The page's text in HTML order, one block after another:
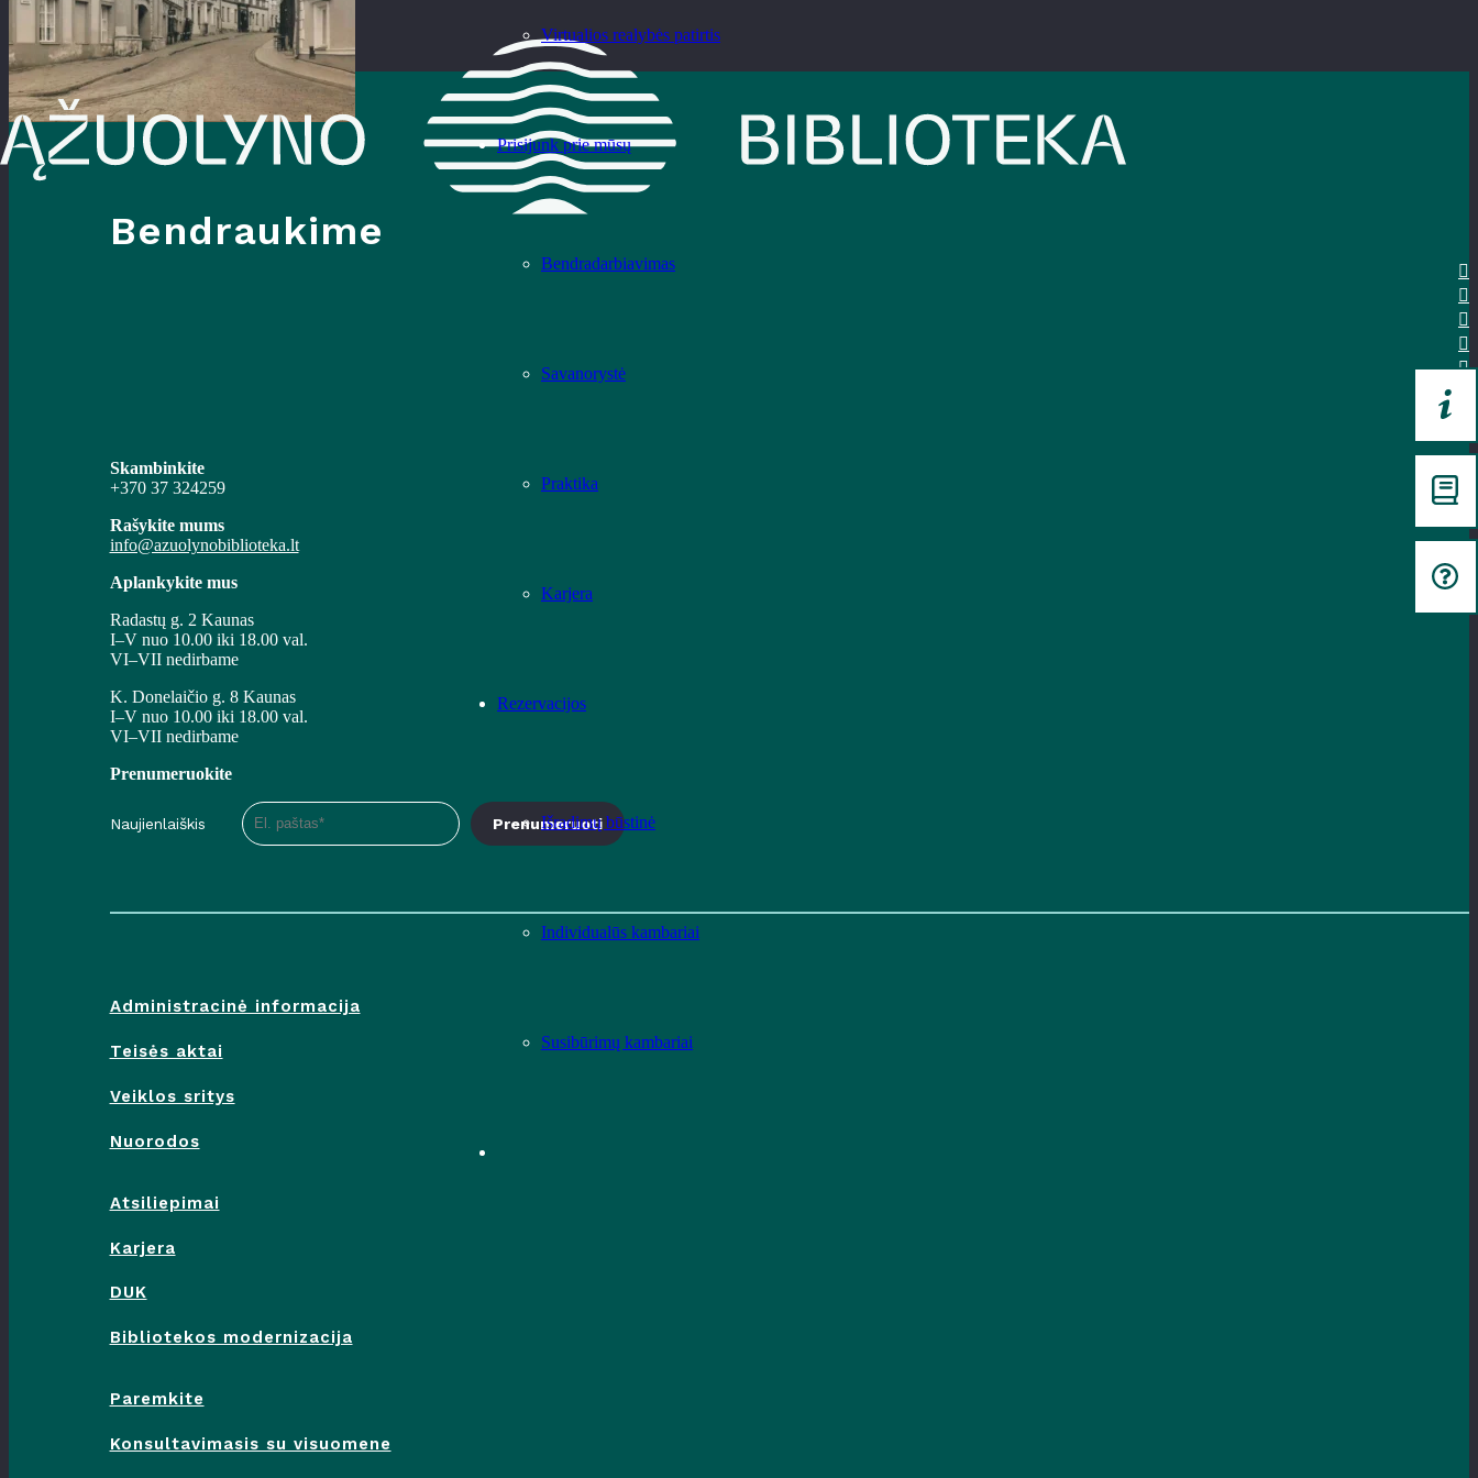
Virtualios realybės patirtis
Prisijunk prie mūsų
Bendradarbiavimas
Savanorystė
Praktika
Karjera
Rezervacijos
Išradimų būstinė
Individualūs kambariai
Susibūrimų kambariai
Bendraukime
Skambinkite
+370 37 324259
Rašykite mums
info@azuolynobiblioteka.lt
Aplankykite mus
Radastų g. 2 Kaunas
I–V nuo 10.00 iki 18.00 val.
VI–VII nedirbame
K. Donelaičio g. 8 Kaunas
I–V nuo 10.00 iki 18.00 val.
VI–VII nedirbame
Prenumeruokite
Naujienlaiškis Prenumeruoti
Administracinė informacija
Teisės aktai
Veiklos sritys
Nuorodos
Atsiliepimai
Karjera
DUK
Bibliotekos modernizacija
Paremkite
Konsultavimasis su visuomene